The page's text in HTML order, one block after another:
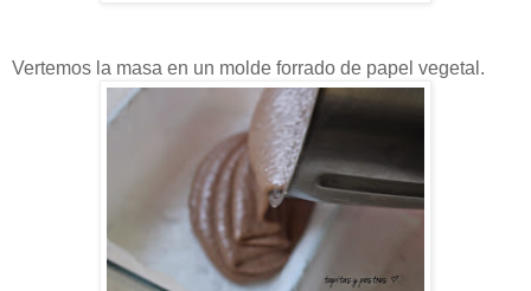
Vertemos la masa en un molde forrado de papel vegetal.